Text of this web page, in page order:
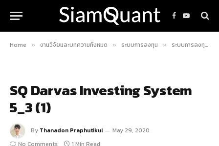
Facebook
YouTube
Home » งานวิจัยและบทความทั้งหมด » ระบบการลงทุน » ระบบการลงทุน Techno-Fundamental ของ Nicolas Darvas
SQ Darvas Investing System
5_3 (1)
By Thanadon Praphutikul
May 29, 2020
No Comments
1 Min Read